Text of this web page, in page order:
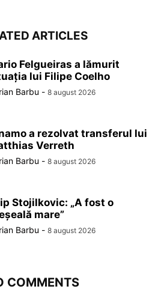
ARTICLES
Felgueiras a lămurit
lui Filipe Coelho
Barbu - 8 august 2026
a rezolvat transferul lui
Verreth
Barbu - 8 august 2026
Stojilkovic: „A fost o
mare”
Barbu - 8 august 2026
COMMENTS